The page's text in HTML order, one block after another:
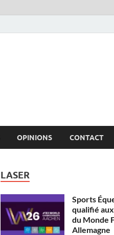
OPINIONS CONTACT
LASER
Sports
qualifié
du Monde
Allemagne